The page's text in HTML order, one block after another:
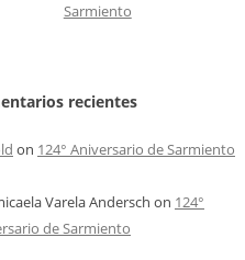
Sarmiento
recientes
on 124° Aniversario de Sarmiento
Varela Andersch on 124°
de Sarmiento